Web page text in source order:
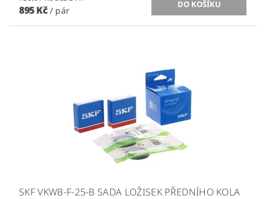
895 Kč / pár
SKF VKWB-F-25-B SADA LOŽISEK PŘEDNÍHO KOLA